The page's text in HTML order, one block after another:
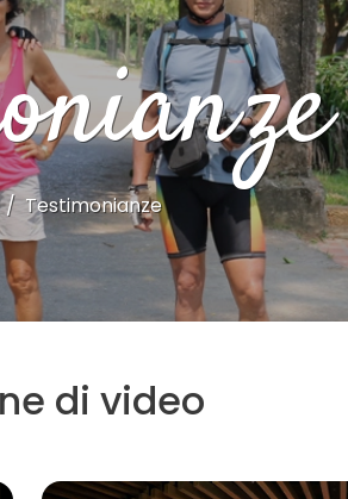
Testimonianze
di video